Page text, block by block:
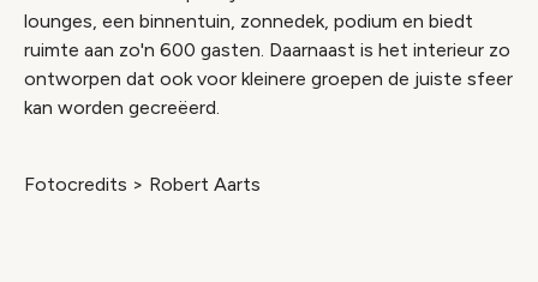
lounges, een binnentuin, zonnedek, podium en biedt
ruimte aan zo'n 600 gasten. Daarnaast is het interieur zo
ontworpen dat ook voor kleinere groepen de juiste sfeer
kan worden gecreëerd.
Fotocredits > Robert Aarts